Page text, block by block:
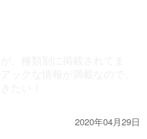
2020年04月29日